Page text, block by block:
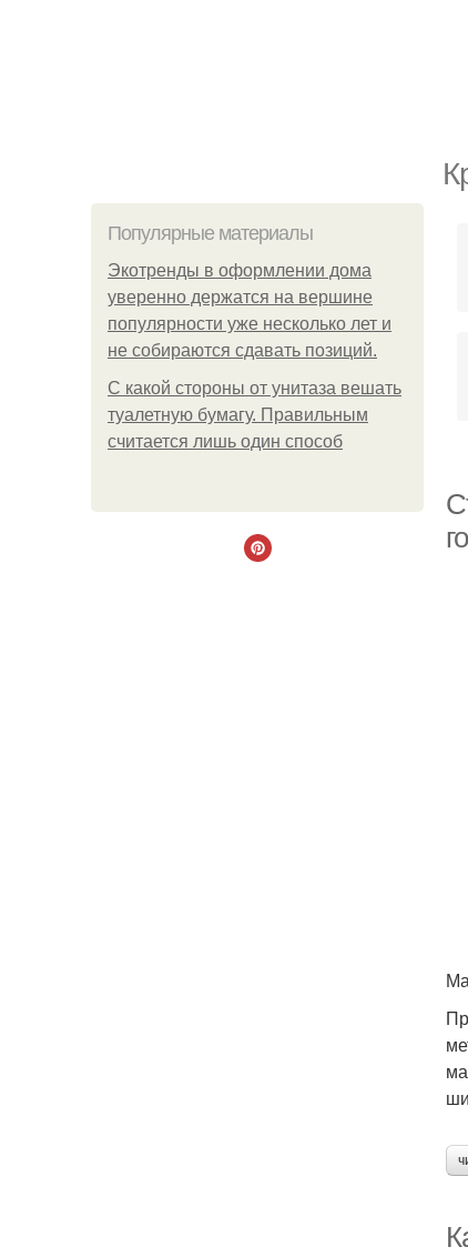
Популярные материалы
Экотренды в оформлении дома
уверенно держатся на вершине
популярности уже несколько лет и
не собираются сдавать позиций.
С какой стороны от унитаза вешать
туалетную бумагу. Правильным
считается лишь один способ